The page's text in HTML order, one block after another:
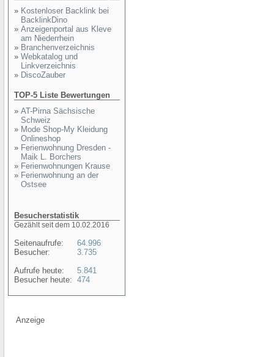
» Kostenloser Backlink bei
BacklinkDino
» Anzeigenportal aus Kleve
am Niederrhein
» Branchenverzeichnis
» Webkatalog und
Linkverzeichnis
» DiscoZauber
TOP-5 Liste Bewertungen
» AT-Pirna Sächsische
Schweiz
» Mode Shop-My Kleidung
Onlineshop
» Ferienwohnung Dresden -
Maik L. Borchers
» Ferienwohnungen Krause
» Ferienwohnung an der
Ostsee
Besucherstatistik
Gezählt seit dem 10.02.2016
Seitenaufrufe:
Besucher:
Aufrufe heute:
Besucher heute:
64.996
3.735
5.841
474
Anzeige